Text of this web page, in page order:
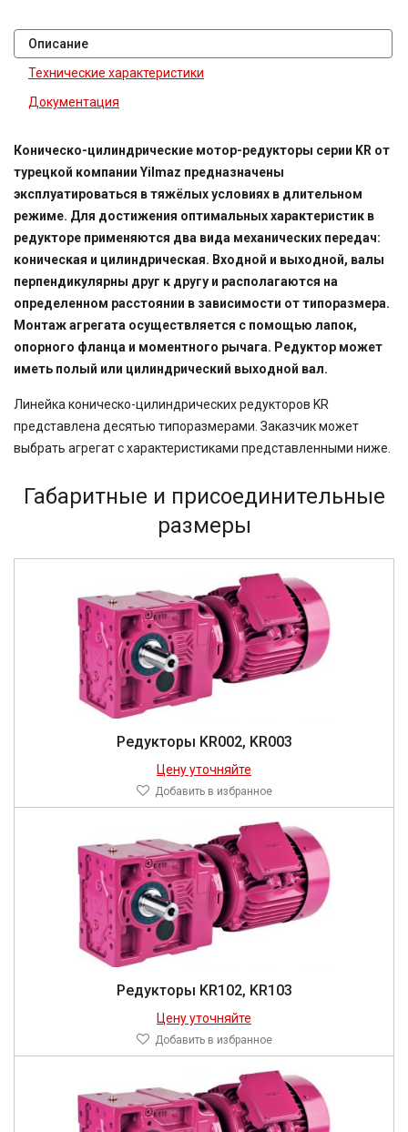
Описание
Технические характеристики
Документация
Коническо-цилиндрические мотор-редукторы серии KR от
турецкой компании Yilmaz предназначены
эксплуатироваться в тяжёлых условиях в длительном
режиме. Для достижения оптимальных характеристик в
редукторе применяются два вида механических передач:
коническая и цилиндрическая. Входной и выходной, валы
перпендикулярны друг к другу и располагаются на
определенном расстоянии в зависимости от типоразмера.
Монтаж агрегата осуществляется с помощью лапок,
опорного фланца и моментного рычага. Редуктор может
иметь полый или цилиндрический выходной вал.
Линейка коническо-цилиндрических редукторов KR
представлена десятью типоразмерами. Заказчик может
выбрать агрегат с характеристиками представленными ниже.
Габаритные и присоединительные
размеры
Редукторы KR002, KR003
Цену уточняйте
Добавить в избранное
Редукторы KR102, KR103
Цену уточняйте
Добавить в избранное